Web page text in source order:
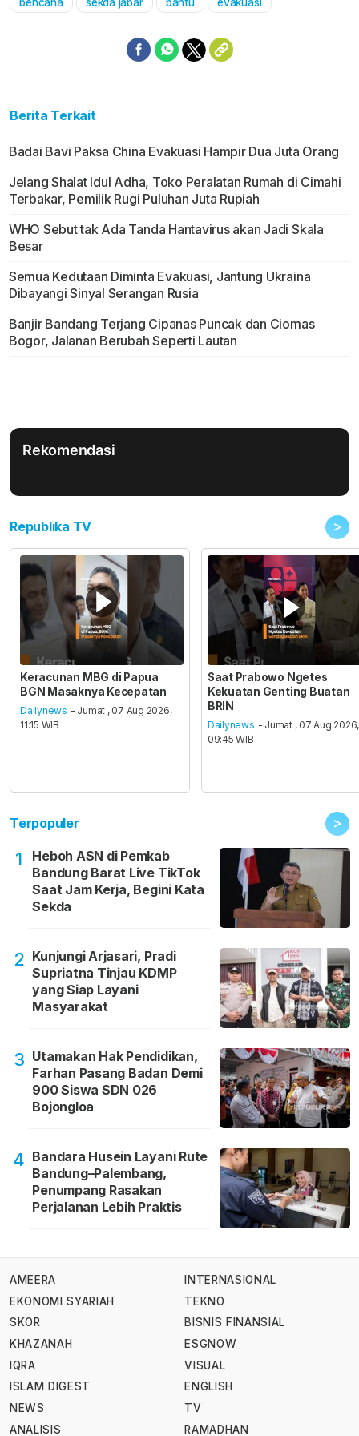
bencana sekda jabar bantu evakuasi
Berita Terkait
Badai Bavi Paksa China Evakuasi Hampir Dua Juta Orang
Jelang Shalat Idul Adha, Toko Peralatan Rumah di Cimahi
Terbakar, Pemilik Rugi Puluhan Juta Rupiah
WHO Sebut tak Ada Tanda Hantavirus akan Jadi Skala
Besar
Semua Kedutaan Diminta Evakuasi, Jantung Ukraina
Dibayangi Sinyal Serangan Rusia
Banjir Bandang Terjang Cipanas Puncak dan Ciomas
Bogor, Jalanan Berubah Seperti Lautan
Rekomendasi
Republika TV >
Keracunan MBG di Papua
BGN Masaknya Kecepatan
Dailynews - Jumat , 07 Aug 2026,
11:15 WIB
Saat Prabowo Ngetes
Kekuatan Genting Buatan
BRIN
Dailynews - Jumat , 07 Aug 2026,
09:45 WIB
Terpopuler >
1
Heboh ASN di Pemkab
Bandung Barat Live TikTok
Saat Jam Kerja, Begini Kata
Sekda
2 Kunjungi Arjasari, Pradi
Supriatna Tinjau KDMP
yang Siap Layani
Masyarakat
3 Utamakan Hak Pendidikan,
Farhan Pasang Badan Demi
900 Siswa SDN 026
Bojongloa
4 Bandara Husein Layani Rute
Bandung–Palembang,
Penumpang Rasakan
Perjalanan Lebih Praktis
AMEERA
EKONOMI SYARIAH
SKOR
KHAZANAH
IQRA
ISLAM DIGEST
NEWS
ANALISIS
INTERNASIONAL
TEKNO
BISNIS FINANSIAL
ESGNOW
VISUAL
ENGLISH
TV
RAMADHAN